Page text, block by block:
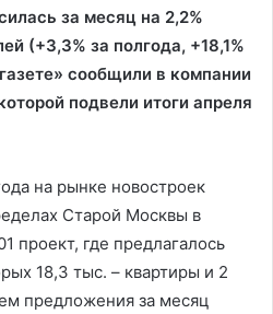
за месяц на 2,2%
(+3,3% за полгода, +18,1%
сообщили в компании
подвели итоги апреля
на рынке новостроек
Старой Москвы в
проект, где предлагалось
18,3 тыс. – квартиры и 2
предложения за месяц